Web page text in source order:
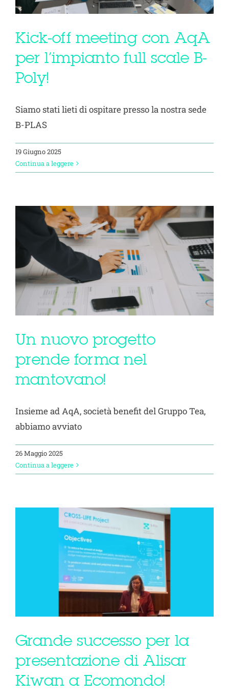
Progetto Cross Life
Blog
Download
Lavora con noi
Contatti
Kick-off meeting con AqA
per l’impianto full scale B-
Poly!
Siamo stati lieti di ospitare presso la nostra sede
B-PLAS
19 Giugno 2025
Continua a leggere
Un nuovo progetto
prende forma nel
mantovano!
Insieme ad AqA, società benefit del Gruppo Tea,
abbiamo avviato
26 Maggio 2025
Continua a leggere
Grande successo per la
presentazione di Alisar
Kiwan a Ecomondo!